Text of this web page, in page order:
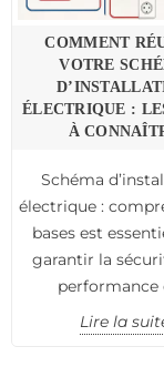
supérieure.
et prenez
Ne laissez
pour la
le plus pour
Détecteur de
COMMENT
VOTRE
ÉLECTRIQUE :
À
Schéma
électrique :
bases est
garantir la
performance
Lire la